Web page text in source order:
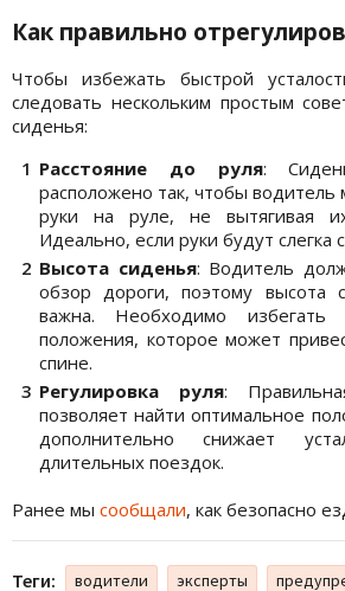
Как правильно
Чтобы избежать быстрой
следовать нескольким простым
сиденья:
Расстояние до руля:
расположено так, чтобы
руки на руле, не вытягивая
Идеально, если руки будут слегка
Высота сиденья: Водитель
обзор дороги, поэтому высота
важна. Необходимо избегать
положения, которое может
спине.
Регулировка руля:
позволяет найти оптимальное
дополнительно снижает
длительных поездок.
Ранее мы сообщали, как безопасно
Теги: водители эксперты